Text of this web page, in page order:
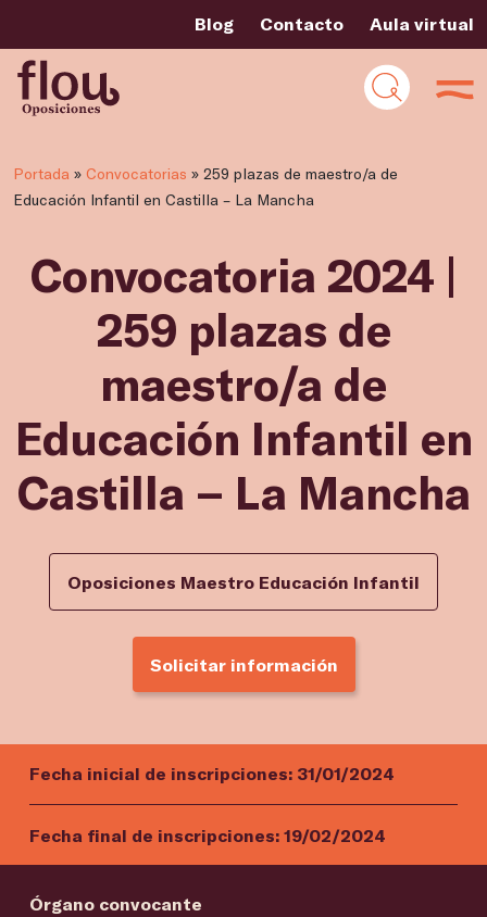
Blog Contacto Aula virtual
Portada » Convocatorias » 259 plazas de maestro/a de
Educación Infantil en Castilla – La Mancha
Convocatoria 2024 |
259 plazas de
maestro/a de
Educación Infantil en
Castilla – La Mancha
Oposiciones Maestro Educación Infantil
Solicitar información
Fecha inicial de inscripciones: 31/01/2024
Fecha final de inscripciones: 19/02/2024
Órgano convocante